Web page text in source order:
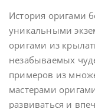
История оригами
уникальными
оригами из
незабываемых
примеров из
мастерами
развиваться и